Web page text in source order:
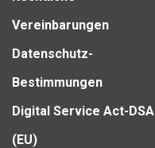
Vereinbarungen
Datenschutz-
Bestimmungen
Digital Service Act-DSA
(EU)